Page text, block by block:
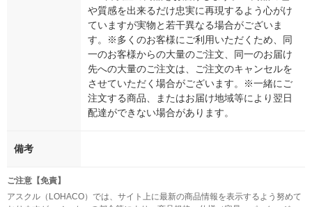
や質感を出来るだけ忠実に再現するよう心がけ
ていますが実物と若干異なる場合がございま
す。※多くのお客様にご利用いただくため、同
一のお客様からの大量のご注文、同一のお届け
先への大量のご注文は、ご注文のキャンセルを
させていただく場合がございます。※一緒にご
注文する商品、またはお届け地域等により翌日
配達ができない場合があります。
備考
ご注意【免責】
アスクル（LOHACO）では、サイト上に最新の商品情報を表示するよう努めて